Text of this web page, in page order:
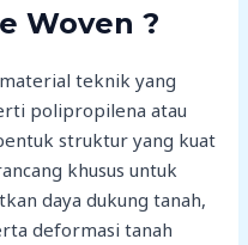
Woven ?
teknik yang
polipropilena atau
struktur yang kuat
khusus untuk
daya dukung tanah,
deformasi tanah